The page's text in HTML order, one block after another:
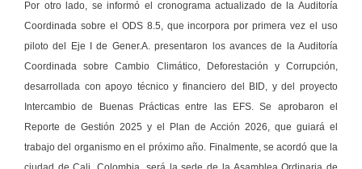
Por otro lado, se informó el cronograma actualizado de la Auditoría
Coordinada sobre el ODS 8.5, que incorpora por primera vez el uso
piloto del Eje I de Gener.A. presentaron los avances de la Auditoría
Coordinada sobre Cambio Climático, Deforestación y Corrupción,
desarrollada con apoyo técnico y financiero del BID, y del proyecto
Intercambio de Buenas Prácticas entre las EFS. Se aprobaron el
Reporte de Gestión 2025 y el Plan de Acción 2026, que guiará el
trabajo del organismo en el próximo año. Finalmente, se acordó que la